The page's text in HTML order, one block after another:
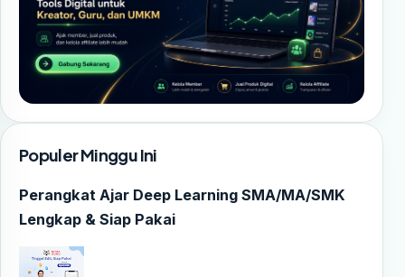
Populer Minggu Ini
Perangkat Ajar Deep Learning SMA/MA/SMK
Lengkap & Siap Pakai